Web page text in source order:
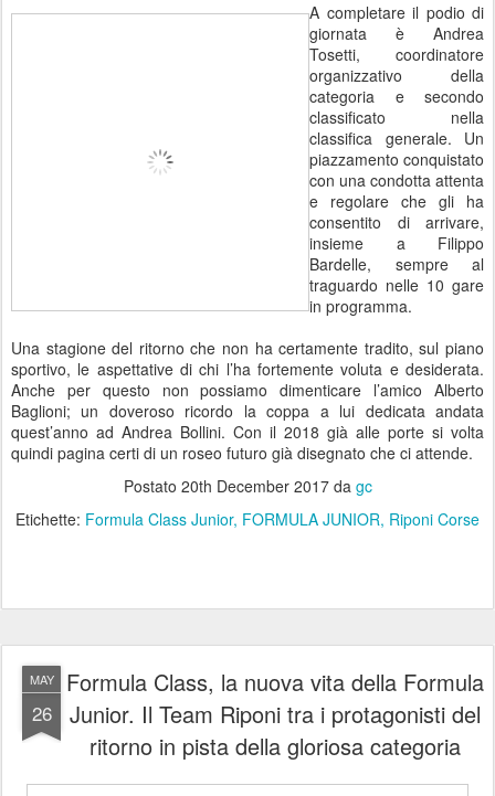
A completare il podio di
giornata è Andrea
Tosetti, coordinatore
organizzativo della
categoria e secondo
classificato nella
classifica generale. Un
piazzamento conquistato
con una condotta attenta
e regolare che gli ha
consentito di arrivare,
insieme a Filippo
Bardelle, sempre al
traguardo nelle 10 gare
in programma.
Una stagione del ritorno che non ha certamente tradito, sul piano
sportivo, le aspettative di chi l’ha fortemente voluta e desiderata.
Anche per questo non possiamo dimenticare l’amico Alberto
Baglioni; un doveroso ricordo la coppa a lui dedicata andata
quest’anno ad Andrea Bollini. Con il 2018 già alle porte si volta
quindi pagina certi di un roseo futuro già disegnato che ci attende.
Postato 20th December 2017da gc
Etichette: Formula Class Junior FORMULA JUNIOR Riponi Corse
MAY
26
Formula Class, la nuova vita della Formula
Junior. Il Team Riponi tra i protagonisti del
ritorno in pista della gloriosa categoria